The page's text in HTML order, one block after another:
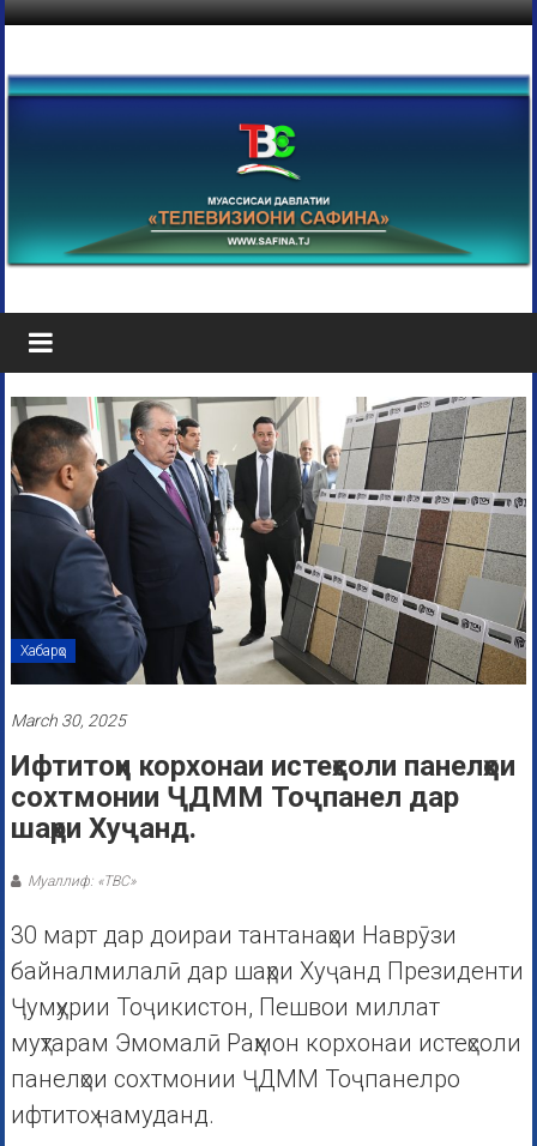
Хабарҳо
March 30, 2025
Ифтитоҳи корхонаи истеҳсоли панелҳои
сохтмонии ҶДММ Тоҷпанел дар
шаҳри Хуҷанд.
Муаллиф: «ТВС»
30 март дар доираи тантанаҳои Наврӯзи
байналмилалӣ дар шаҳри Хуҷанд Президенти
Ҷумҳурии Тоҷикистон, Пешвои миллат
муҳтарам Эмомалӣ Раҳмон корхонаи истеҳсоли
панелҳои сохтмонии ҶДММ Тоҷпанелро
ифтитоҳ намуданд.